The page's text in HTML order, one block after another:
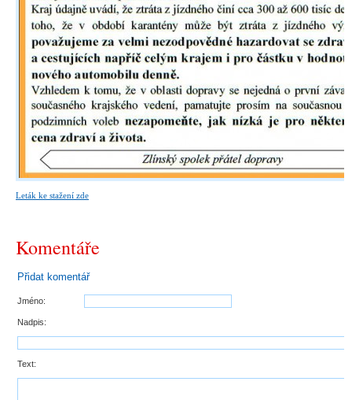
Leták ke stažení zde
Komentáře
Přidat komentář
Jméno:
Nadpis:
Text: